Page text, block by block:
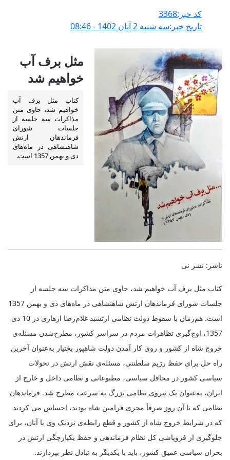
کد خبر:3368
تاریخ خبر:سه شنبه 2 آبان 1402 - 08:46
مثل برف آب
خواهیم شد
کتاب مثل برف آب
خواهیم شد، حاوی متن
مذاکرات سه جلسه از
جلسات شورای
فرماندهان ارتش
شاهنشاهی در ماه‌های
دی و بهمن 1357 است.
ناشر: نشر نی
کتاب مثل برف آب خواهیم شد، حاوی متن مذاکرات سه جلسه از
جلسات شورای فرماندهان ارتش شاهنشاهی در ماه‌های دی و بهمن 1357
است. هم‌زمان با سقوط دولت نظامی ارتشبد غلام‌رضا ازهاری در 10 دی
1357، اوج‌گیری تظاهرات مردم در سراسر کشور، مطرح‌شدن مسئله‌ی
خروج شاه از کشور و روی کار آمدن دولت شاهپور بختیار به‌عنوان آخرین
راه حل برای حفظ رژیم سلطنتی، مسئله‌ی نقش ارتش در تحولات
سیاسی کشور در محافل سیاسی، مطبوعاتی و نظامی داخل و خارج از
ایران، به‌عنوان یک نیروی نظامی بزرگ به سرعت مطرح شد. فرماندهان
نظامی که تا آن روز صرفأ مجری فرامین شاه بودند، احساس می کردند
که در شرایط خروج شاه از کشور و قطع رابطه‌ی نزدیک وی با آنان، برای
جلوگیری از فروپاشی کل نظام فرماندهی و حفظ یکپارچگی ارتش در
بحران سیاسی عمیق کشور، باید با یکدیگر به تبادل نظر بپردازند.